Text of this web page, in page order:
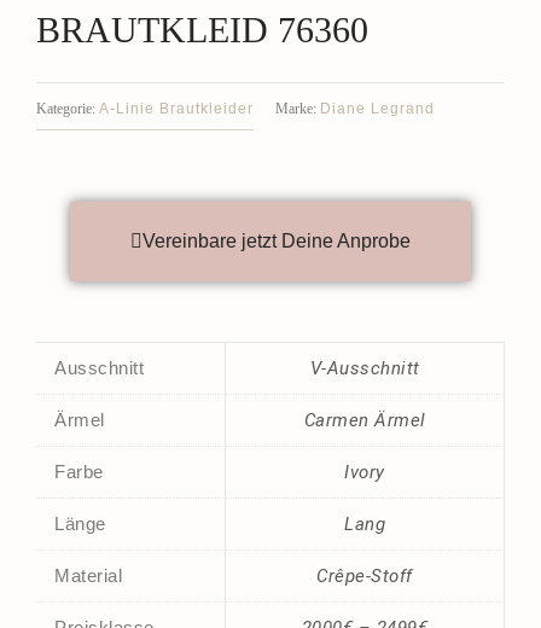
BRAUTKLEID 76360
Kategorie: A-Linie Brautkleider Marke: Diane Legrand
Vereinbare jetzt Deine Anprobe
Ausschnitt V-Ausschnitt
Ärmel Carmen Ärmel
Farbe Ivory
Länge Lang
Material Crêpe-Stoff